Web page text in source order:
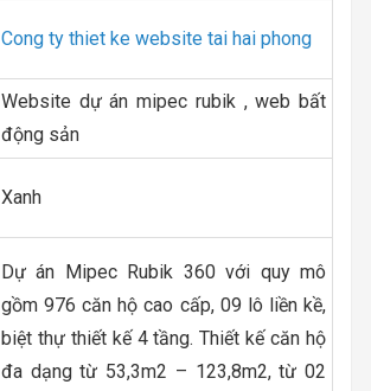
Cong ty thiet ke website tai hai phong
Website dự án mipec rubik , web bất
động sản
Xanh
Dự án Mipec Rubik 360 với quy mô
gồm 976 căn hộ cao cấp, 09 lô liền kề,
biệt thự thiết kế 4 tầng. Thiết kế căn hộ
đa dạng từ 53,3m2 – 123,8m2, từ 02